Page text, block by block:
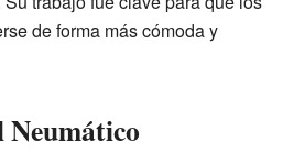
de forma más cómoda y